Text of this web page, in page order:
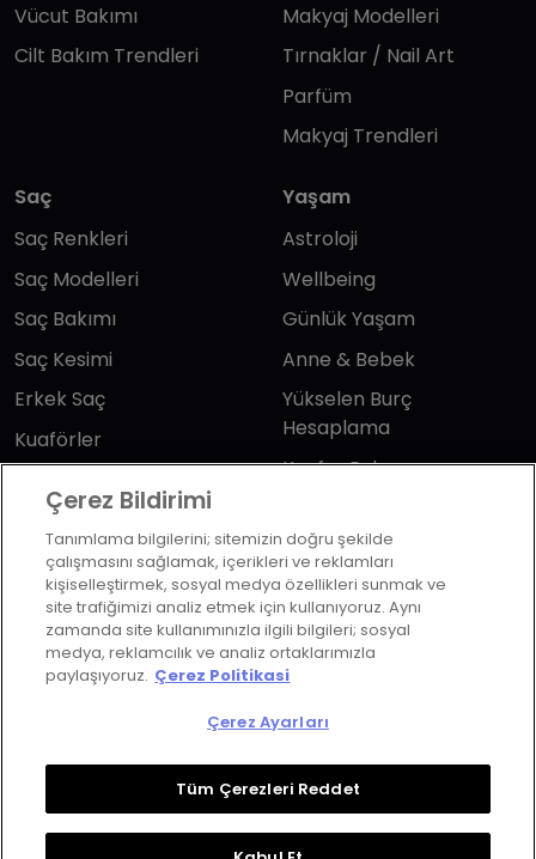
Vücut Bakımı
Cilt Bakım Trendleri
Makyaj Modelleri
Tırnaklar / Nail Art
Parfüm
Makyaj Trendleri
Saç
Saç Renkleri
Saç Modelleri
Saç Bakımı
Saç Kesimi
Erkek Saç
Kuaförler
Yaşam
Astroloji
Wellbeing
Günlük Yaşam
Anne & Bebek
Yükselen Burç
Hesaplama
Kuafor Bulma
Bizi takip edin
KVKK Başvuru Formu
Kullanım Şart ve Koşulları
Çerez Politikası
Çerez Ayarları
Copyrights ©2026 Herkes İçin Güzellik. Design &
Çerez Bildirimi
Tanımlama bilgilerini; sitemizin doğru şekilde
çalışmasını sağlamak, içerikleri ve reklamları
kişiselleştirmek, sosyal medya özellikleri sunmak ve
site trafiğimizi analiz etmek için kullanıyoruz. Aynı
zamanda site kullanımınızla ilgili bilgileri; sosyal
medya, reklamcılık ve analiz ortaklarımızla
paylaşıyoruz. Çerez Politikasi
Çerez Ayarları
Tüm Çerezleri Reddet